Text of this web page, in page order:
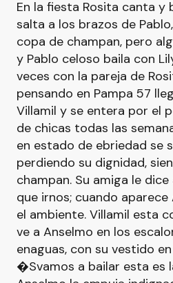
En la fiesta Rosita canta y
salta a los brazos de
copa de champan, pero
y Pablo celoso baila con
veces con la pareja de
pensando en Pampa 57
Villamil y se entera por el
de chicas todas las
en estado de ebriedad se
perdiendo su dignidad,
champan. Su amiga le
que irnos; cuando
el ambiente. Villamil esta
ve a Anselmo en los
enaguas, con su vestido
�Svamos a bailar esta es